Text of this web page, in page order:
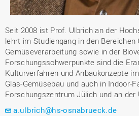
Seit 2008 ist Prof. Ulbrich an der
lehrt im Studiengang in den Bereichen
Gemüseverarbeitung sowie in der
Forschungsschwerpunkte sind die
Kulturverfahren und Anbaukonzepte
Glas-Gemüsebau und auch in Indoor-
Forschungszentrum Jülich und an der
a.ulbrich@hs-osnabrueck.de